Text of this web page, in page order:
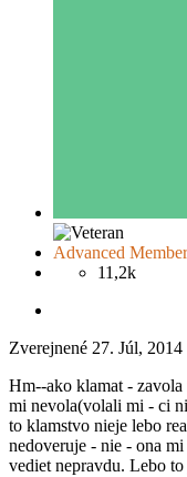
Advanced
11,2k
Zverejnené 27. Júl, 2014
Hm--ako klamat -
mi nevola(volali mi - ci
to klamstvo nieje lebo
nedoveruje - nie - ona
vediet nepravdu. Lebo to